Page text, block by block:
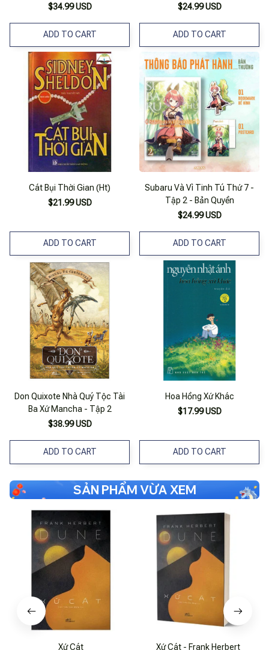
$34.99 USD
ADD TO CART
$24.99 USD
ADD TO CART
Cát Bụi Thời Gian (Ht)
$21.99 USD
ADD TO CART
Subaru Và Vì Tinh Tú Thứ 7 -
Tập 2 - Bản Quyền
$24.99 USD
ADD TO CART
Don Quixote Nhà Quý Tộc Tài
Ba Xứ Mancha - Tập 2
$38.99 USD
ADD TO CART
Hoa Hồng Xứ Khác
$17.99 USD
ADD TO CART
SẢN PHẨM VỪA XEM
Xứ Cát
Xứ Cát - Frank Herbert